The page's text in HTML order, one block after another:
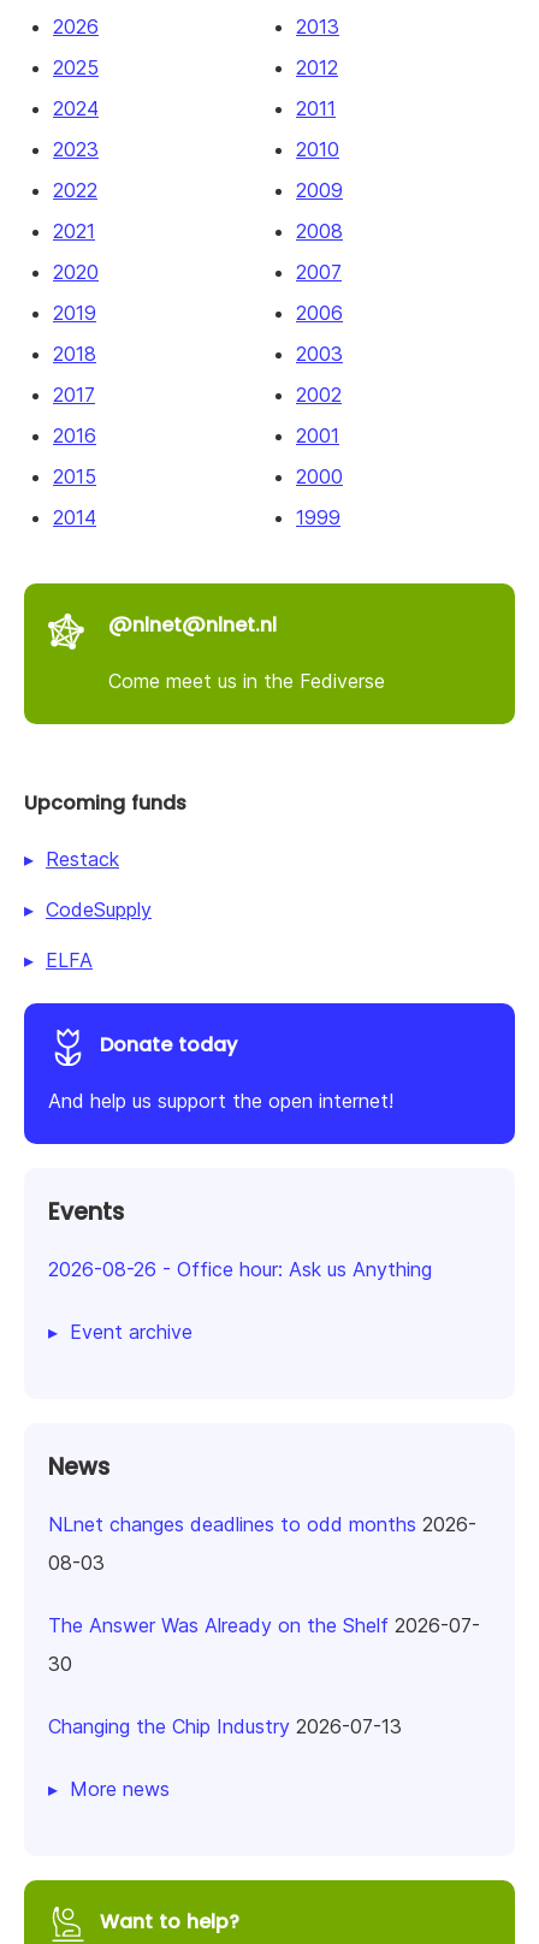
2026
2025
2024
2023
2022
2021
2020
2019
2018
2017
2016
2015
2014
2013
2012
2011
2010
2009
2008
2007
2006
2003
2002
2001
2000
1999
@nlnet@nlnet.nl
Come meet us in the Fediverse
Upcoming funds
Restack
CodeSupply
ELFA
Donate today
And help us support the open internet!
Events
2026-08-26 - Office hour: Ask us Anything
Event archive
News
NLnet changes deadlines to odd months 2026-
08-03
The Answer Was Already on the Shelf 2026-07-
30
Changing the Chip Industry 2026-07-13
More news
Want to help?